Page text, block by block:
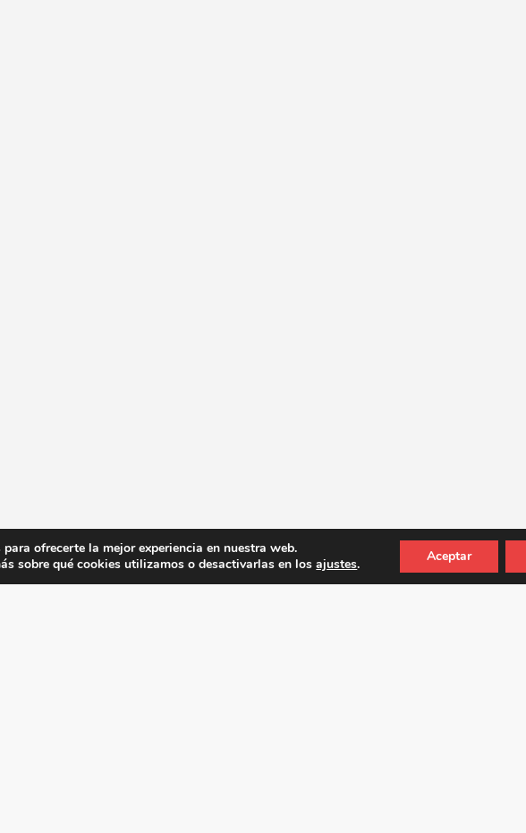
ofrecerte la mejor experiencia en nuestra web.
sobre qué cookies utilizamos o desactivarlas en losajustes. Aceptar